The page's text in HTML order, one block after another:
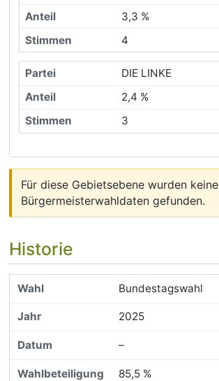
3,3 %
4
DIE LINKE
2,4 %
3
Für diese Gebietsebene wurden keine
Bürgermeisterwahldaten gefunden.
Historie
Bundestagswahl
2025
–
85,5 %